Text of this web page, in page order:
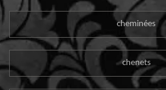
cheminées
chenets